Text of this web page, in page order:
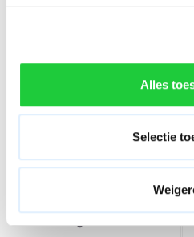
Alles
Selectie
Op voorraad